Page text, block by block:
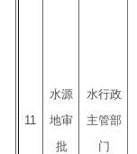
11
水源
地审
批
水行政
主管部
门